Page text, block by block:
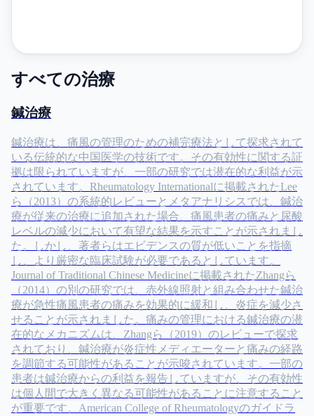
すべての治療
鍼治療
鍼治療は、痛風の管理のための補完療法として探求されて
いる伝統的な中国医学の技術です。その有効性に関する証
拠は限られていますが、一部の研究では潜在的な利益が示
されています。Rheumatology Internationalに掲載されたLee
ら（2013）の系統的レビューとメタアナリシスでは、鍼治
療が従来の治療に追加された場合、痛風患者の痛みと尿酸
レベルの減少において有望な結果を示すことが示されまし
た。しかし、著者らはエビデンスの質が低いことを指摘
し、より厳密な臨床試験が必要であるとしています。
Journal of Traditional Chinese Medicineに掲載されたZhangら
（2014）の別の研究では、赤外線照射と組み合わせた鍼治
療が急性痛風患者の痛みを効果的に緩和し、炎症を減少さ
せることが示されました。痛みの管理における鍼治療の潜
在的なメカニズムは、Zhangら（2019）のレビューで探求
されており、鍼治療が炎症性メディエーターと痛みの経路
を調節する可能性があることが示唆されています。一部の
患者は鍼治療からの利益を報告していますが、その有効性
は個人間で大きく異なる可能性があることに注意すること
が重要です。American College of Rheumatologyのガイドラ